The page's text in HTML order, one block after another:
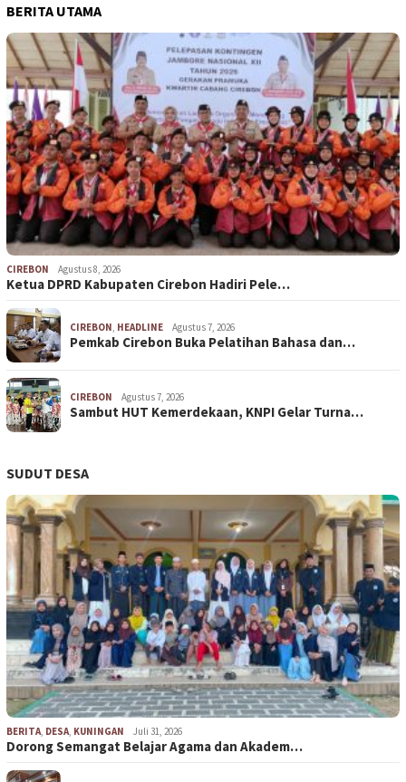
BERITA UTAMA
CIREBON Agustus 8, 2026
Ketua DPRD Kabupaten Cirebon Hadiri Pele…
CIREBON, HEADLINE Agustus 7, 2026
Pemkab Cirebon Buka Pelatihan Bahasa dan…
CIREBON Agustus 7, 2026
Sambut HUT Kemerdekaan, KNPI Gelar Turna…
SUDUT DESA
BERITA, DESA, KUNINGAN Juli 31, 2026
Dorong Semangat Belajar Agama dan Akadem…